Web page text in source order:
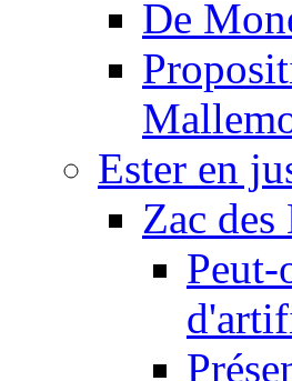
De
Ester en
Zac
Peut-